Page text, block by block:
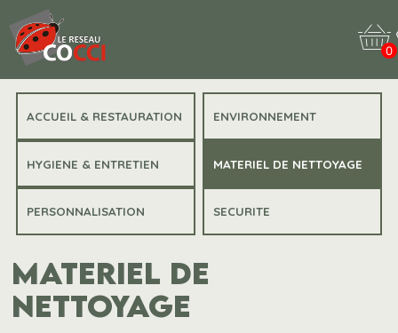
0
ACCUEIL & RESTAURATION ENVIRONNEMENT
HYGIENE & ENTRETIEN MATERIEL DE NETTOYAGE
PERSONNALISATION SECURITE
MATERIEL DE
NETTOYAGE